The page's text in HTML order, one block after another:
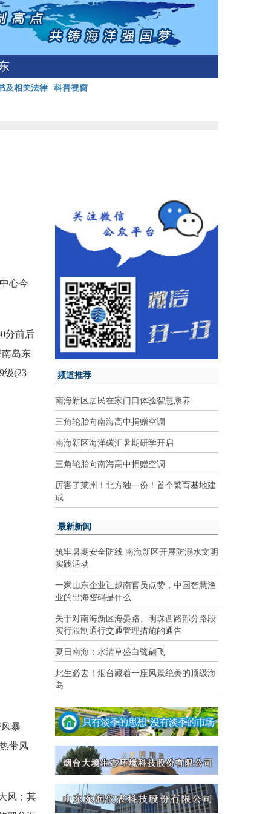
及相关法律 科普视窗
心今
分前后
岛东
级(23
暴
带风
风；其
频道推荐
南海新区居民在家门口体验智慧康养
三角轮胎向南海高中捐赠空调
南海新区海洋碳汇暑期研学开启
三角轮胎向南海高中捐赠空调
厉害了莱州！北方独一份！首个繁育基地建
成
最新新闻
筑牢暑期安全防线 南海新区开展防溺水文明
实践活动
一家山东企业让越南官员点赞，中国智慧渔
业的出海密码是什么
关于对南海新区海晏路、明珠西路部分路段
实行限制通行交通管理措施的通告
夏日南海：水清草盛白鹭翩飞
此生必去！烟台藏着一座风景绝美的顶级海
岛